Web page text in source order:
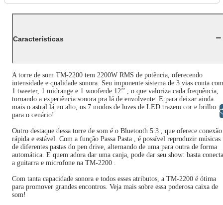
Características
A torre de som TM-2200 tem 2200W RMS de potência, oferecendo
intensidade e qualidade sonora. Seu imponente sistema de 3 vias conta com
1 tweeter, 1 midrange e 1 wooferde 12’’ , o que valoriza cada frequência,
tornando a experiência sonora pra lá de envolvente. E para deixar ainda
mais o astral lá no alto, os 7 modos de luzes de LED trazem cor e brilho
para o cenário!
Outro destaque dessa torre de som é o Bluetooth 5.3 , que oferece conexão
rápida e estável. Com a função Passa Pasta , é possível reproduzir músicas
de diferentes pastas do pen drive, alternando de uma para outra de forma
automática. E quem adora dar uma canja, pode dar seu show: basta
a guitarra e microfone na TM-2200 .
Com tanta capacidade sonora e todos esses atributos, a TM-2200 é ótima
para promover grandes encontros. Veja mais sobre essa poderosa caixa de
som!
Libras